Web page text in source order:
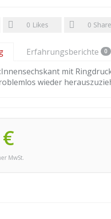
0 Likes 0
Erfahrungsberichte 0
mit
wieder
MwSt.